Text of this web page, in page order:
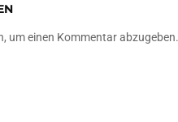
um einen Kommentar abzugeben.